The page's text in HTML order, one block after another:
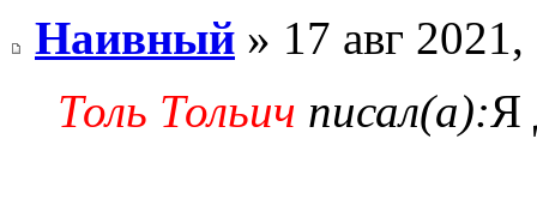
Наивный » 17 авг
Толь Тольич писал(а):Я